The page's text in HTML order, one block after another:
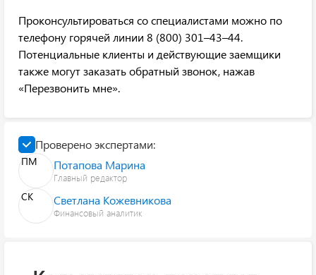
Проконсультироваться со специалистами можно по
телефону горячей линии 8 (800) 301–43–44.
Потенциальные клиенты и действующие заемщики
также могут заказать обратный звонок, нажав
«Перезвонить мне».
Проверено экспертами:
ПМ Потапова Марина
Главный редактор
СК Светлана Кожевникова
Финансовый аналитик